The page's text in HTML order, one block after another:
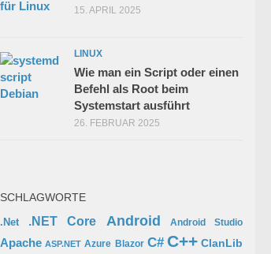
15. APRIL 2025
LINUX
Wie man ein Script oder einen
Befehl als Root beim
Systemstart ausführt
26. FEBRUAR 2025
SCHLAGWORTE
.Net .NET Core Android Android Studio
Apache ASP.NET Azure Blazor C# C++ ClanLib